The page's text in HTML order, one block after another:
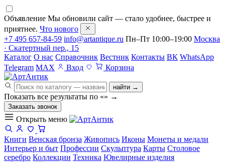
Объявление Мы обновили сайт — стало удобнее, быстрее и
приятнее. Что нового
+7 495 657-84-59 info@artantique.ru Пн–Пт 10:00–19:00 Москва
· Скатертный пер., 15
Каталог О нас Справочник Вестник Контакты ВК WhatsApp
Telegram MAX Вход Корзина
найти →
Показать все результаты по «» →
Заказать звонок
Открыть меню
Книги Венская бронза Живопись Иконы Монеты и медали
Интерьер и быт Профессии Скульптура Карты Столовое
серебро Коллекции Техника Ювелирные изделия